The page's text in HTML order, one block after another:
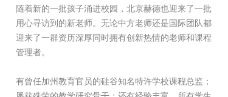
随着新的一批孩子涌进校园，北京赫德也迎来了一批
用心寻访到的新老师。无论中方老师还是国际团队都
迎来了一群资历深厚同时拥有创新热情的老师和课程
管理者。
有曾任加州教育官员的硅谷知名特许学校课程总监；